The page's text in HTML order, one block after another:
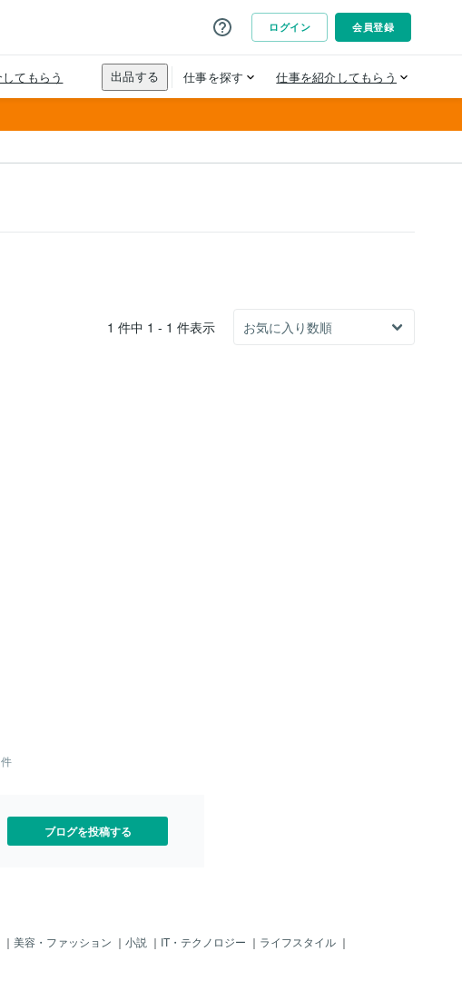
1 件中 1 - 1 件表示
件
ブログを投稿する
｜ 美容・ファッション ｜ 小説 ｜ IT・テクノロジー ｜ ライフスタイル ｜